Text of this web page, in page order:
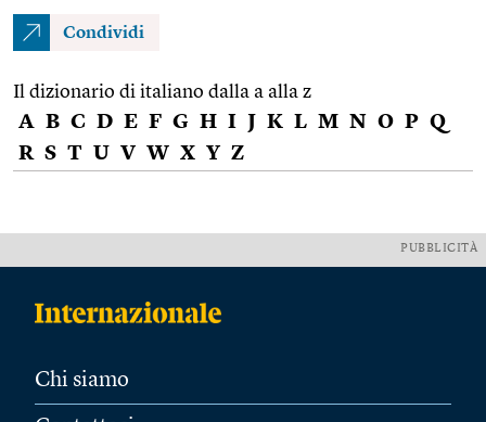
Condividi
Il dizionario di italiano dalla a alla z
A B C D E F G H I J K L M N O P Q
R S T U V W X Y Z
PUBBLICITÀ
Chi siamo